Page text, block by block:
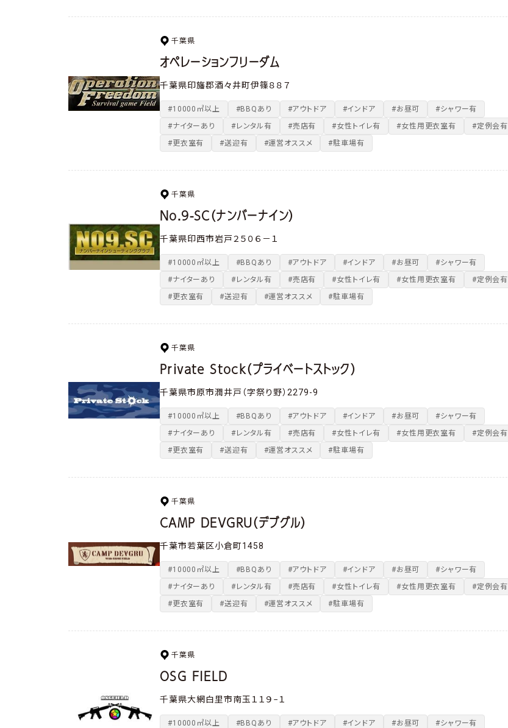
千葉県
オペレーションフリーダム
千葉県印旛郡酒々井町伊篠８８７
#10000㎡以上 #BBQあり #アウトドア #インドア #お昼可
#シャワー有
#ナイターあり
#レンタル有 #売店有 #女性トイレ有 #女性用更衣室有
#定例会有
#更衣室有
#送迎有 #運営オススメ #駐車場有
千葉県
No.9-SC（ナンバーナイン）
千葉県印西市岩戸２５０６－１
#10000㎡以上 #BBQあり #アウトドア #インドア #お昼可
#シャワー有
#ナイターあり
#レンタル有 #売店有 #女性トイレ有 #女性用更衣室有
#定例会有
#更衣室有
#送迎有 #運営オススメ #駐車場有
千葉県
Private Stock（プライベートストック）
千葉県市原市潤井戸（字祭り野）2279-9
#10000㎡以上 #BBQあり #アウトドア #インドア #お昼可
#シャワー有
#ナイターあり
#レンタル有 #売店有 #女性トイレ有 #女性用更衣室有
#定例会有
#更衣室有
#送迎有 #運営オススメ #駐車場有
千葉県
CAMP DEVGRU（デブグル）
千葉市若葉区小倉町1458
#10000㎡以上 #BBQあり #アウトドア #インドア #お昼可
#シャワー有
#ナイターあり
#レンタル有 #売店有 #女性トイレ有 #女性用更衣室有
#定例会有
#更衣室有
#送迎有 #運営オススメ #駐車場有
千葉県
OSG FIELD
千葉県大網白里市南玉１１９−１
#10000㎡以上 #BBQあり #アウトドア #インドア #お昼可
#シャワー有